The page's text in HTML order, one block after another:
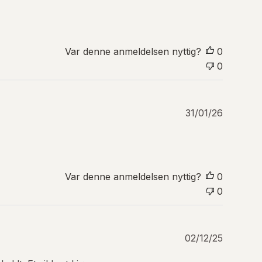
d
a
Var denne anmeldelsen nyttig?
0
0
P
e
r
s
31/01/26
Var denne anmeldelsen nyttig?
0
0
P
02/12/25